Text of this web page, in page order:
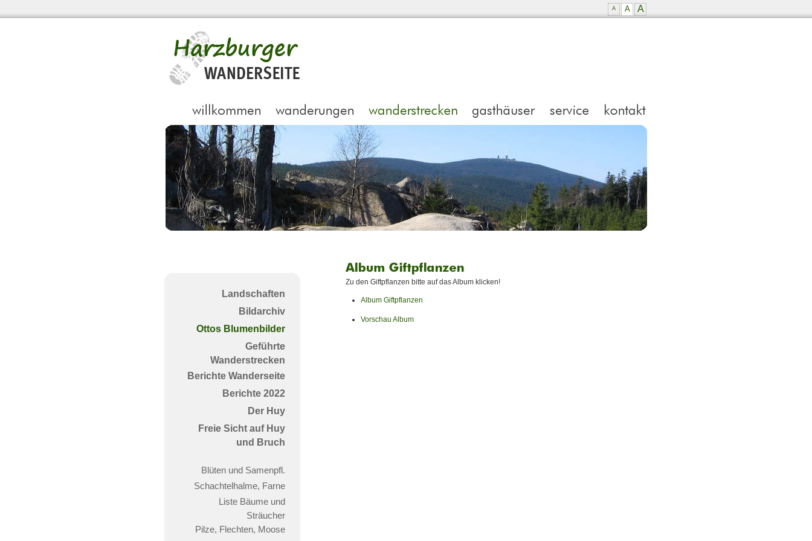
A A A
Landschaften
Bildarchiv
Ottos Blumenbilder
Geführte
Wanderstrecken
Berichte Wanderseite
Berichte 2022
Der Huy
Freie Sicht auf Huy
und Bruch
Blüten und Samenpfl.
Schachtelhalme, Farne
Liste Bäume und
Sträucher
Pilze, Flechten, Moose
Album
Giftpflanzen
Zu den Giftpflanzen bitte auf das Album klicken!
Album Giftpflanzen
Vorschau Album